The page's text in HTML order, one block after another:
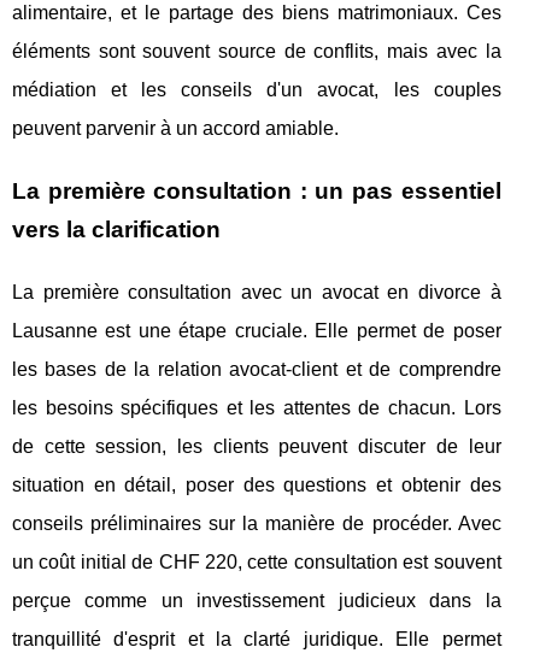
alimentaire, et le partage des biens matrimoniaux. Ces
éléments sont souvent source de conflits, mais avec la
médiation et les conseils d'un avocat, les couples
peuvent parvenir à un accord amiable.
La première consultation : un pas essentiel
vers la clarification
La première consultation avec un avocat en divorce à
Lausanne est une étape cruciale. Elle permet de poser
les bases de la relation avocat-client et de comprendre
les besoins spécifiques et les attentes de chacun. Lors
de cette session, les clients peuvent discuter de leur
situation en détail, poser des questions et obtenir des
conseils préliminaires sur la manière de procéder. Avec
un coût initial de CHF 220, cette consultation est souvent
perçue comme un investissement judicieux dans la
tranquillité d'esprit et la clarté juridique. Elle permet